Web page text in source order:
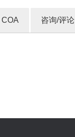
COA 咨询/评论